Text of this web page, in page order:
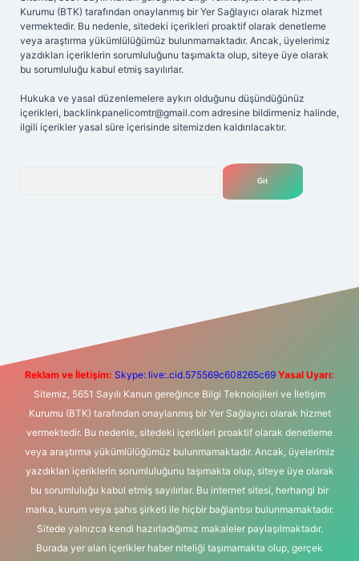
Kurumu (BTK) tarafından onaylanmış bir Yer Sağlayıcı olarak hizmet
vermektedir. Bu nedenle, sitedeki içerikleri proaktif olarak denetleme
veya araştırma yükümlülüğümüz bulunmamaktadır. Ancak, üyelerimiz
yazdıkları içeriklerin sorumluluğunu taşımakta olup, siteye üye olarak
bu sorumluluğu kabul etmiş sayılırlar.
Hukuka ve yasal düzenlemelere aykırı olduğunu düşündüğünüz
içerikleri, backlinkpanelicomtr@gmail.com adresine bildirmeniz halinde,
ilgili içerikler yasal süre içerisinde sitemizden kaldırılacaktır.
m elexbet
Reklam ve İletişim: Skype: live:.cid.575569c608265c69 Yasal Uyarı:
Sitemiz, 5651 Sayılı Kanun gereğince Bilgi Teknolojileri ve İletişim
Kurumu (BTK) tarafından onaylanmış bir Yer Sağlayıcı olarak hizmet
vermektedir. Bu nedenle, sitedeki içerikleri proaktif olarak denetleme
veya araştırma yükümlülüğümüz bulunmamaktadır. Ancak, üyelerimiz
yazdıkları içeriklerin sorumluluğunu taşımakta olup, siteye üye olarak
bu sorumluluğu kabul etmiş sayılırlar. Bu internet sitesi, herhangi bir
marka, kurum veya şahıs şirketi ile hiçbir bağlantısı bulunmamaktadır.
Sitede yalnızca kendi hazırladığımız makaleler paylaşılmaktadır.
Burada yer alan içerikler haber niteliği taşımamakta olup, gerçek